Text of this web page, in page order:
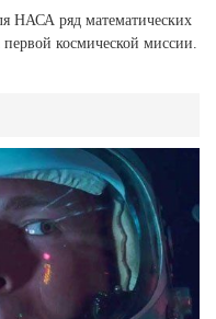
НАСА ряд математических
космической миссии.